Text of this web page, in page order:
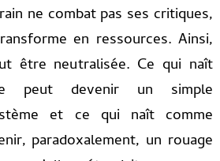
ne combat pas ses critiques,
en ressources. Ainsi,
être neutralisée. Ce qui naît
peut devenir un simple
et ce qui naît comme
paradoxalement, un rouage